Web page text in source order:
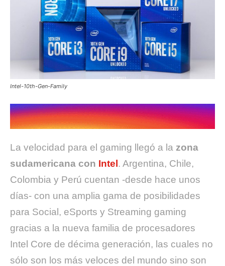
Intel-10th-Gen-Family
La velocidad para el gaming llegó a la zona
sudamericana con Intel. Argentina, Chile,
Colombia y Perú cuentan -desde hace unos
días- con una amplia gama de posibilidades
para Social, eSports y Streaming gaming
gracias a la nueva familia de procesadores
Intel Core de décima generación, las cuales no
sólo son los más veloces del mundo sino son